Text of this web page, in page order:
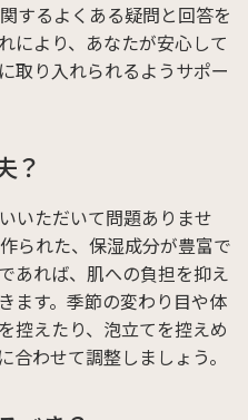
するよくある疑問と回答を
により、あなたが安心して
取り入れられるようサポー
？
いただいて問題ありませ
られた、保湿成分が豊富で
あれば、肌への負担を抑え
ます。季節の変わり目や体
控えたり、泡立てを控えめ
合わせて調整しましょう。